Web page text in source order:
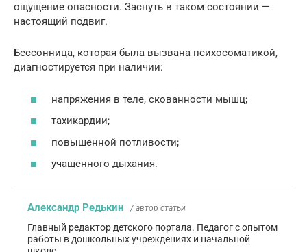
ощущение опасности. Заснуть в таком состоянии —
настоящий подвиг.
Бессонница, которая была вызвана психосоматикой,
диагностируется при наличии:
напряжения в теле, скованности мышц;
тахикардии;
повышенной потливости;
учащенного дыхания.
Александр Редькин / автор статьи
Главный редактор детского портала. Педагог с опытом
работы в дошкольных учреждениях и начальной